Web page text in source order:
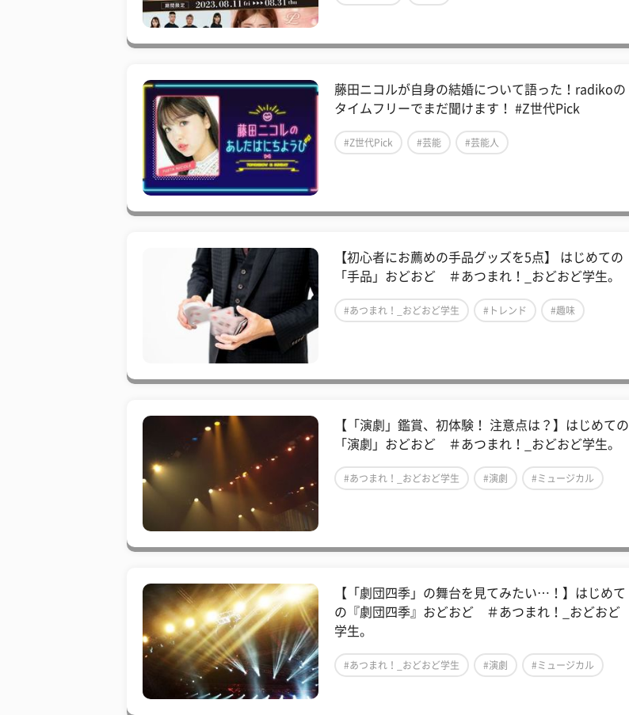
藤田ニコルが自身の結婚について語った！radikoの
タイムフリーでまだ聞けます！ #Z世代Pick
#Z世代Pick #芸能 #芸能人
【初心者にお薦めの手品グッズを5点】 はじめての
「手品」おどおど ＃あつまれ！_おどおど学生。
#あつまれ！_おどおど学生 #トレンド #趣味
【「演劇」鑑賞、初体験！ 注意点は？】はじめての
「演劇」おどおど ＃あつまれ！_おどおど学生。
#あつまれ！_おどおど学生 #演劇 #ミュージカル
【「劇団四季」の舞台を見てみたい…！】はじめて
の『劇団四季』おどおど ＃あつまれ！_おどおど
学生。
#あつまれ！_おどおど学生 #演劇 #ミュージカル